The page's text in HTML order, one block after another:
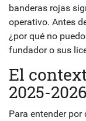
banderas rojas
operativo. Antes
¿por qué no
fundador o sus
El
2025-
Para entender